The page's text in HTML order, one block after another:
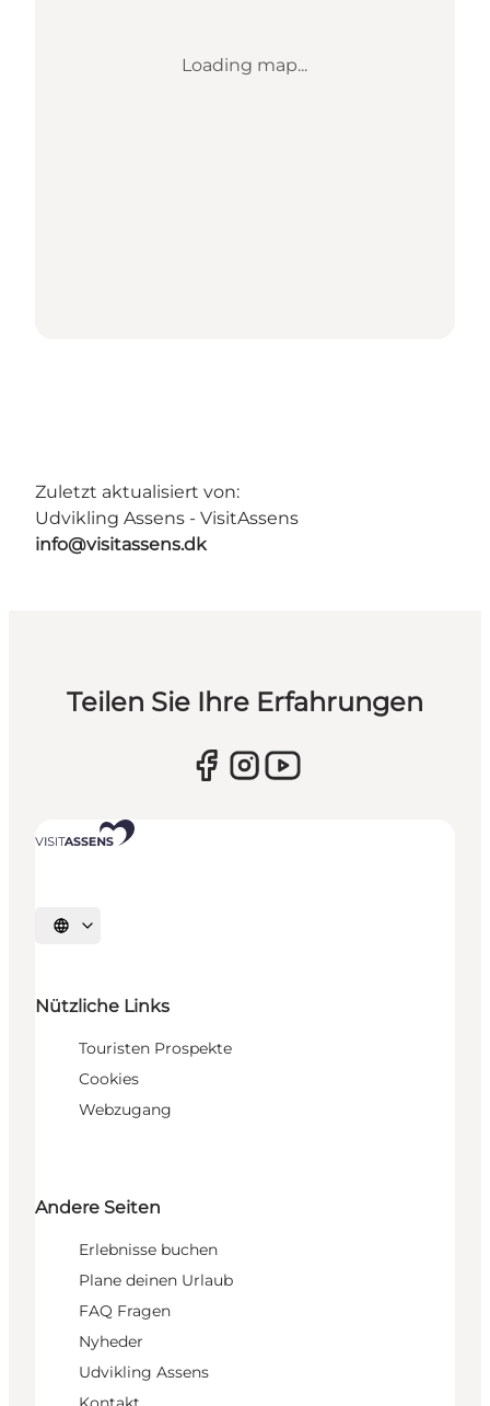
Loading map...
Zuletzt aktualisiert von:
Udvikling Assens - VisitAssens
info@visitassens.dk
Teilen Sie Ihre Erfahrungen
Sprache auswählen
Nützliche Links
Touristen Prospekte
Cookies
Webzugang
Andere Seiten
Erlebnisse buchen
Plane deinen Urlaub
FAQ Fragen
Nyheder
Udvikling Assens